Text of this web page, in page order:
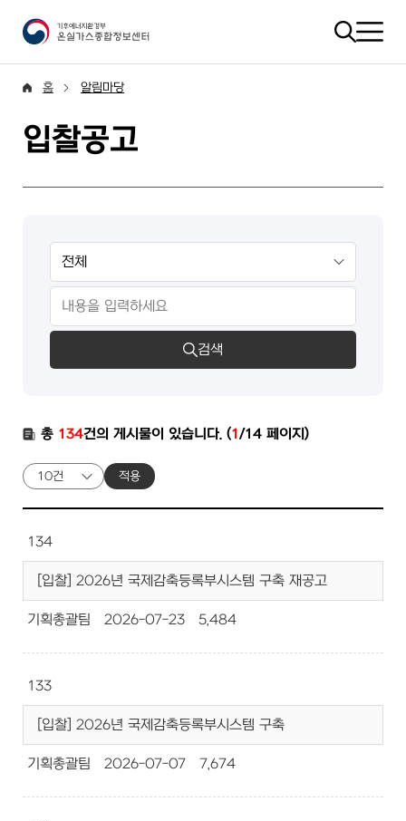
홈 알림마당
입찰공고
검색
총 134건의 게시물이 있습니다. (1/14 페이지)
적용
134
[입찰] 2026년 국제감축등록부시스템 구축 재공고
기획총괄팀 2026-07-23 5,484
133
[입찰] 2026년 국제감축등록부시스템 구축
기획총괄팀 2026-07-07 7,674